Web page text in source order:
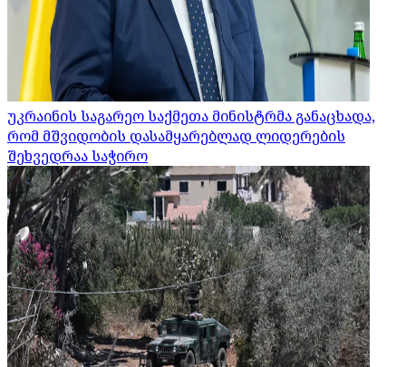
უკრაინის საგარეო საქმეთა მინისტრმა განაცხადა,
რომ მშვიდობის დასამყარებლად ლიდერების
შეხვედრაა საჭირო